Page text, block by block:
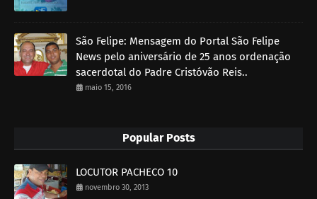
São Felipe: Mensagem do Portal São Felipe
News pelo aniversário de 25 anos ordenação
sacerdotal do Padre Cristóvão Reis..
maio 15, 2016
Popular Posts
LOCUTOR PACHECO 10
novembro 30, 2013